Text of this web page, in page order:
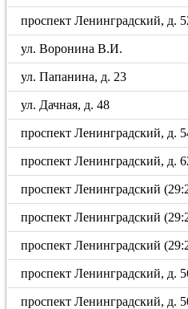
проспект Ленинградский, д.
ул. Воронина В.И.
ул. Папанина, д. 23
ул. Дачная, д. 48
проспект Ленинградский, д.
проспект Ленинградский, д.
проспект Ленинградский
проспект Ленинградский
проспект Ленинградский
проспект Ленинградский, д.
проспект Ленинградский, д.